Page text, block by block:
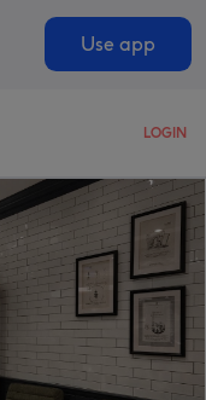
Use app
LOGIN